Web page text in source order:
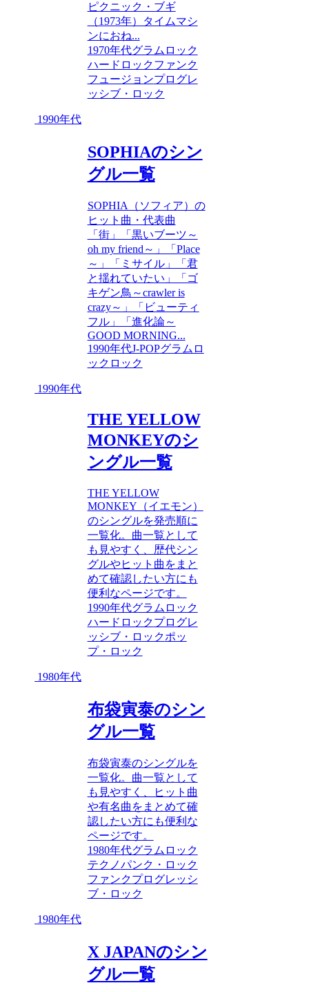
ピクニック・ブギ
（1973年）タイムマシ
ンにおね...
1970年代グラムロック
ハードロックファンク
フュージョンプログレ
ッシブ・ロック
1990年代
SOPHIAのシン
グル一覧
SOPHIA（ソフィア）の
ヒット曲・代表曲
「街」「黒いブーツ～
oh my friend～」「Place
～」「ミサイル」「君
と揺れていたい」「ゴ
キゲン鳥～crawler is
crazy～」「ビューティ
フル」「進化論～
GOOD MORNING...
1990年代J-POPグラムロ
ック ロック
1990年代
THE YELLOW
MONKEYのシ
ングル一覧
THE YELLOW
MONKEY（イエモン）
のシングルを発売順に
一覧化。曲一覧として
も見やすく、歴代シン
グルやヒット曲をまと
めて確認したい方にも
便利なページです。
1990年代グラムロック
ハードロックプログレ
ッシブ・ロックポッ
プ・ロック
1980年代
布袋寅泰のシン
グル一覧
布袋寅泰のシングルを
一覧化。曲一覧として
も見やすく、ヒット曲
や有名曲をまとめて確
認したい方にも便利な
ページです。
1980年代グラムロック
テクノパンク・ロック
ファンクプログレッシ
ブ・ロック
1980年代
X JAPANのシン
グル一覧